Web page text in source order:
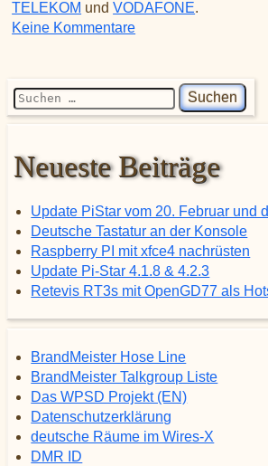
TELEKOM undVODAFONE.
Keine Kommentarezu SIM Karten für
Suchen nach:
Neueste Beiträge
Update PiStar vom 20. Februar und
Deutsche Tastatur an der Konsole
Raspberry PI mit xfce4 nachrüsten
Update Pi-Star 4.1.8 & 4.2.3
Retevis RT3s mit OpenGD77 als
BrandMeister Hose Line
BrandMeister Talkgroup Liste
Das WPSD Projekt (EN)
Datenschutzerklärung
deutsche Räume im Wires-X
DMR ID